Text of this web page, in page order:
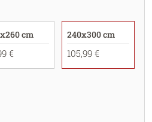
cm
€
240x300 cm
105,99 €